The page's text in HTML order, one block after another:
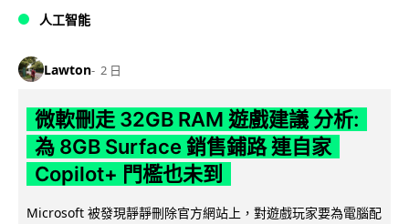
人工智能
Lawton 2 日
微軟刪走 32GB RAM 遊戲建議 分析:
為 8GB Surface 銷售鋪路 連自家
Copilot+ 門檻也未到
Microsoft 被發現靜靜刪除官方網站上，對遊戲玩家要為電腦配